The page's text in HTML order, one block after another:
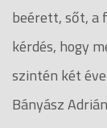
beérett, sőt, a
kérdés, hogy
szintén két
Bányász